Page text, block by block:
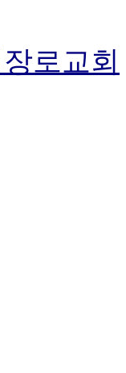
로교회